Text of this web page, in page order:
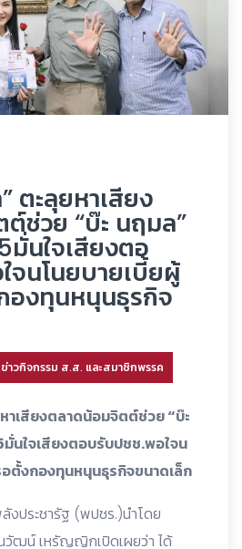
ตะลุยหาเสียง
ช่วย “บ๊ะ นฤมล”
มั่นใจเสียงตอ
จนโนยบายเบี้ยผู้
องทุนหนุนธุรกิจ
ข่าวกิจกรรม ส.ส. และสมาชิกพรรค
าเสียงตลาดน้อมจิตต์ช่วย “บ๊ะ
มั่นใจเสียงตอบรับปชช.พอใจน
ตั้งกองทุนหนุนธุรกิจขนาดเล็ก
ประชารัฐ (พปชร.)นำโดย
ฒน์ เหรัญญิกเปิดเผยว่า ได้